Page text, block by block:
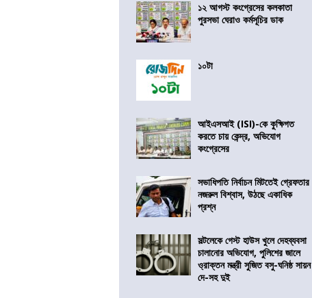
১২ আগস্ট কংগ্রেসের কলকাতা
পুরসভা ঘেরাও কর্মসূচির ডাক
১০টা
আইএসআই (ISI)-কে কুক্ষিগত
করতে চায় কেন্দ্র, অভিযোগ
কংগ্রেসের
সভাধিপতি নির্বাচন মিটতেই গ্রেফতার
নজরুল বিশ্বাস, উঠছে একাধিক
প্রশ্ন
সল্টলেকে গেস্ট হাউস খুলে দেহব্যবসা
চালানোর অভিযোগ, পুলিশের জালে
ও্রাক্তন মন্ত্রী সুজিত বসু-ঘনিষ্ঠ সায়ন
দে-সহ দুই